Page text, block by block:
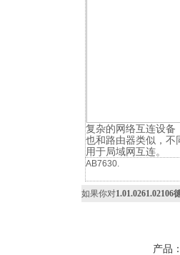
复杂的网络互连设备
也和路由器类似，不
用于局域网互连。
AB7630.
如果你对
产品